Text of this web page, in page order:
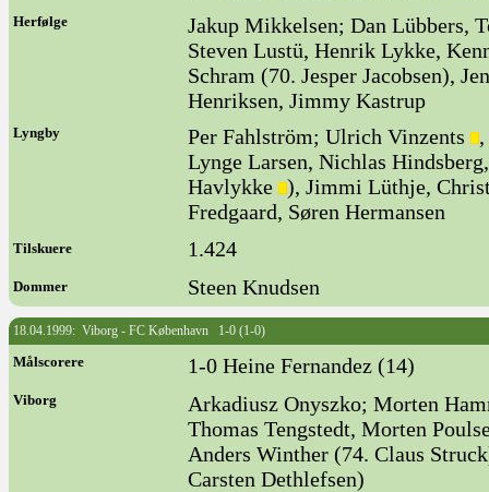
Herfølge
Jakup Mikkelsen; Dan Lübbers,
Steven Lustü, Henrik Lykke,
Schram (70. Jesper Jacobsen),
Henriksen, Jimmy Kastrup
Lyngby Per Fahlström; Ulrich Vinzents
Lynge Larsen, Nichlas
Havlykke ), Jimmi Lüthje,
Fredgaard, Søren Hermansen
Tilskuere 1.424
Dommer Steen Knudsen
18.04.1999: Viborg - FC København 1-0 (1-0)
Målscorere 1-0 Heine Fernandez (14)
Viborg
Arkadiusz Onyszko; Morten
Thomas Tengstedt, Morten
Anders Winther (74. Claus
Carsten Dethlefsen)